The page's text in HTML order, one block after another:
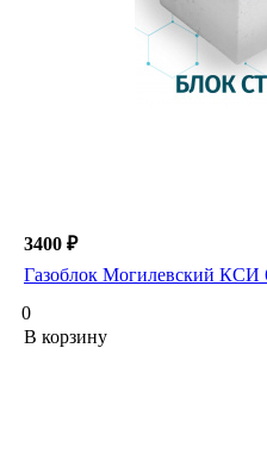
3400 ₽
Газоблок Могилевский КСИ
0
В корзину